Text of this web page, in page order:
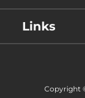
Links
Copyright